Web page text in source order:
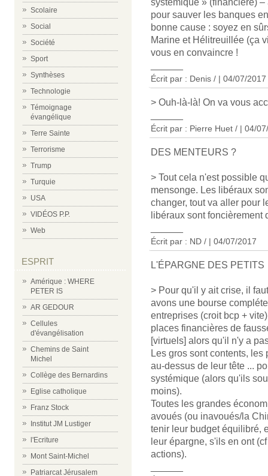
Scolaire
Social
Société
Sport
Synthèses
Technologie
Témoignage
évangélique
Terre Sainte
Terrorisme
Trump
Turquie
USA
VIDÉOS P.P.
Web
ESPRIT
Amérique : WHERE
PETER IS
AR GEDOUR
Cellules
d'évangélisation
Chemins de Saint
Michel
Collège des Bernardins
Eglise catholique
Franz Stock
Institut JM Lustiger
l'Ecriture
Mont Saint-Michel
Patriarcat Jérusalem
pour sauver les banques
bonne cause : soyez en
Marine et Hélitreuillée (ça
vous en convaincre !
Écrit par : Denis / | 04/07/2017
> Ouh-là-là! On va vous
Écrit par : Pierre Huet / | 04/
DES MENTEURS ?
> Tout cela n'est possible
mensonge. Les libéraux
changer, tout va aller pour
libéraux sont foncièrement
Écrit par : ND / | 04/07/2017
L'ÉPARGNE DES PETITS
> Pour qu'il y ait crise, il
avons une bourse
entreprises (croit bcp +
places financières de
[virtuels] alors qu'il n'y a
Les gros sont contents,
au-dessus de leur tête ...
systémique (alors qu'ils
moins).
Toutes les grandes
avoués (ou inavoués/la
tenir leur budget équilibré,
leur épargne, s'ils en ont
actions).